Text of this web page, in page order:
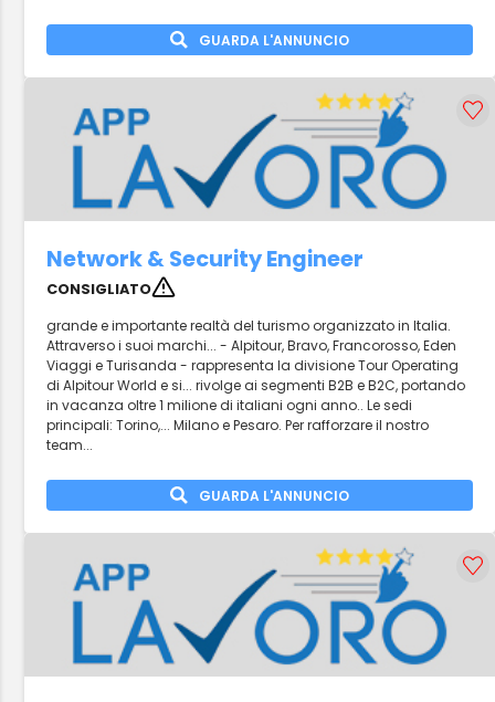
GUARDA L'ANNUNCIO
Network & Security Engineer
CONSIGLIATO
grande e importante realtà del turismo organizzato in Italia.
Attraverso i suoi marchi... - Alpitour, Bravo, Francorosso, Eden
Viaggi e Turisanda - rappresenta la divisione Tour Operating
di Alpitour World e si... rivolge ai segmenti B2B e B2C, portando
in vacanza oltre 1 milione di italiani ogni anno.. Le sedi
principali: Torino,... Milano e Pesaro. Per rafforzare il nostro
team...
GUARDA L'ANNUNCIO